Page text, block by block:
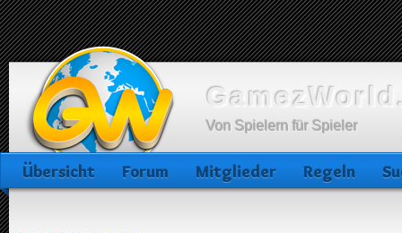
Von Spielern für Spieler
Übersicht Forum Mitglieder Regeln